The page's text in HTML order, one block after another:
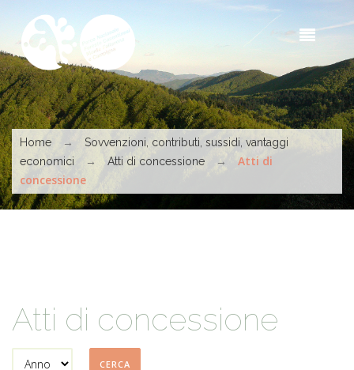
Tu sei qui
Home →
Sovvenzioni, contributi, sussidi, vantaggi
economici
→ Atti di concessione →
Atti di
concessione
Atti di concessione
Year